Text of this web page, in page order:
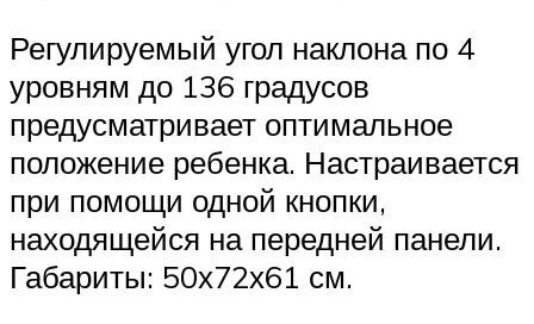
Регулируемый угол наклона по 4
уровням до 136 градусов
предусматривает оптимальное
положение ребенка. Настраивается
при помощи одной кнопки,
находящейся на передней панели.
Габариты: 50х72х61 см.